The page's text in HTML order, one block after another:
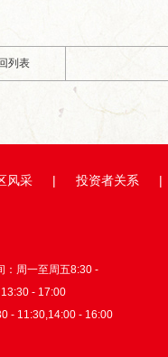
列表
风采 | 投资者关系 |
：周一至周五8:30 -
- 17:00
- 11:30,14:00 - 16:00